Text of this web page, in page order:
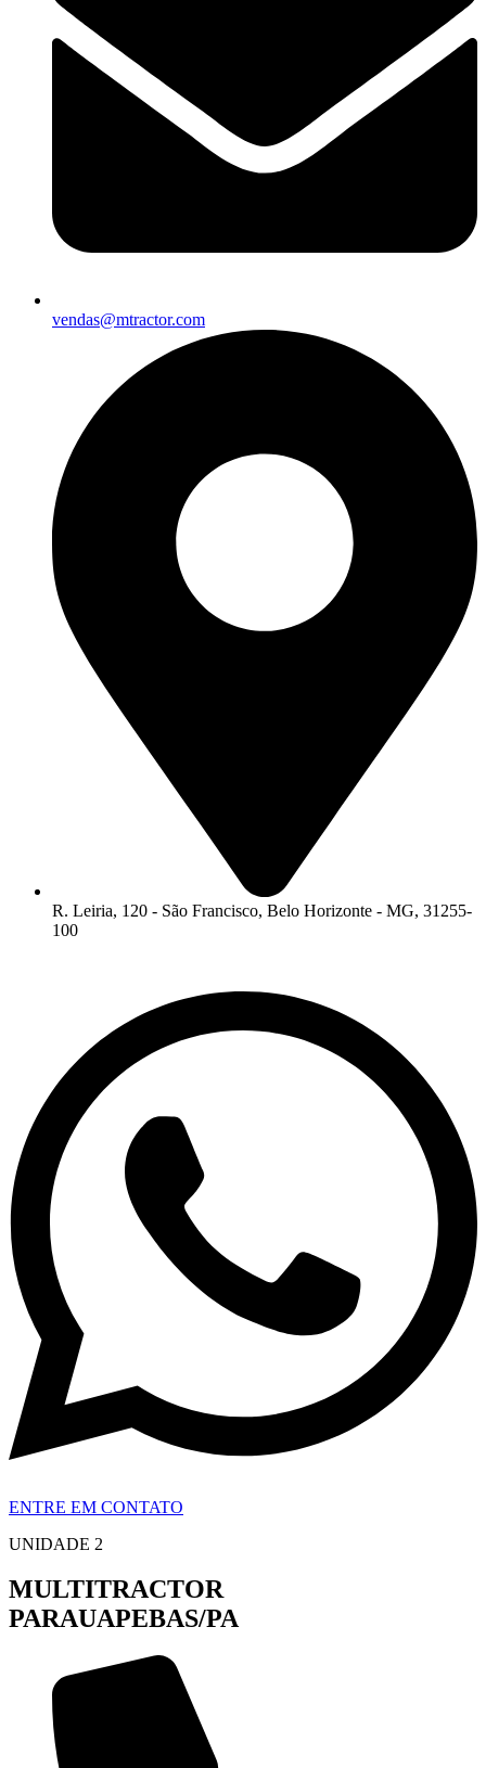
vendas@mtractor.com
R. Leiria, 120 - São Francisco, Belo Horizonte - MG, 31255-
100
ENTRE EM CONTATO
UNIDADE 2
MULTITRACTOR
PARAUAPEBAS/PA